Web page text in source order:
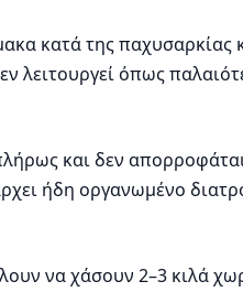
κατά της παχυσαρκίας
λειτουργεί όπως
και δεν
ήδη οργανωμένο
να χάσουν 2–3 κιλά